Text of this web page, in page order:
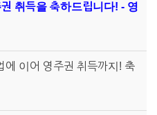
취득을 축하드립니다! - 영
에 이어 영주권 취득까지! 축